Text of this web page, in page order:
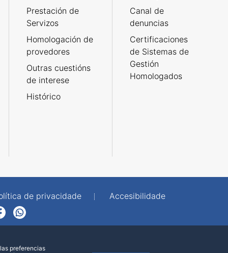
Prestación de
Servizos
Homologación de
provedores
Outras cuestións
de interese
Histórico
Canal de
denuncias
Certificaciones
de Sistemas de
Gestión
Homologados
de privacidade
Accesibilidade
preferencias